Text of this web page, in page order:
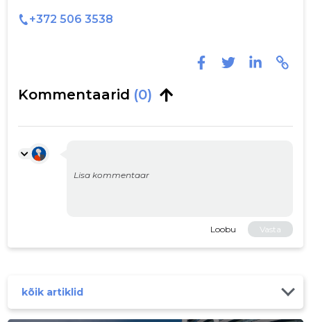
+372 506 3538
Kommentaarid (0)
Loobu Vasta
kõik artiklid